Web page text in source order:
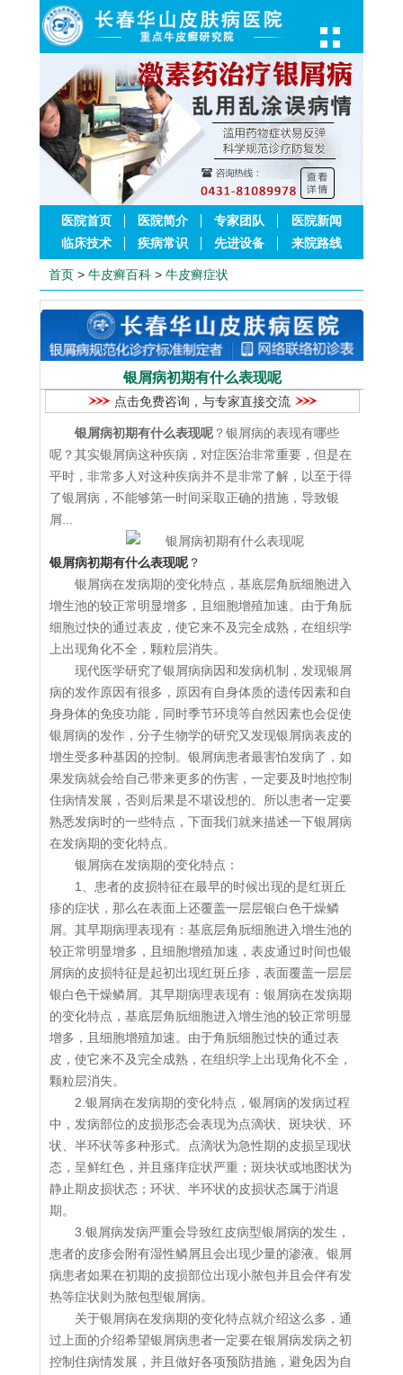
医院首页 医院简介 专家团队
医院新闻
临床技术
疾病常识 先进设备 来院路线
首页 > 牛皮癣百科 > 牛皮癣症状
银屑病初期有什么表现呢
点击免费咨询，与专家直接交流
银屑病初期有什么表现呢 ？银屑病的表现有哪些
呢？其实银屑病这种疾病，对症医治非常重要，但是在
平时，非常多人对这种疾病并不是非常了解，以至于得
了银屑病，不能够第一时间采取正确的措施，导致银
屑...
银屑病初期有什么表现呢 ？
银屑病在发病期的变化特点，基底层角朊细胞进入
增生池的较正常明显增多，且细胞增殖加速。由于角朊
细胞过快的通过表皮，使它来不及完全成熟，在组织学
上出现角化不全，颗粒层消失。
现代医学研究了银屑病病因和发病机制，发现银屑
病的发作原因有很多，原因有自身体质的遗传因素和自
身身体的免疫功能，同时季节环境等自然因素也会促使
银屑病的发作，分子生物学的研究又发现银屑病表皮的
增生受多种基因的控制。银屑病患者最害怕发病了，如
果发病就会给自己带来更多的伤害，一定要及时地控制
住病情发展，否则后果是不堪设想的。所以患者一定要
熟悉发病时的一些特点，下面我们就来描述一下银屑病
在发病期的变化特点。
银屑病在发病期的变化特点：
1、患者的皮损特征在最早的时候出现的是红斑丘
疹的症状，那么在表面上还覆盖一层层银白色干燥鳞
屑。其早期病理表现有：基底层角朊细胞进入增生池的
较正常明显增多，且细胞增殖加速，表皮通过时间也银
屑病的皮损特征是起初出现红斑丘疹，表面覆盖一层层
银白色干燥鳞屑。其早期病理表现有：银屑病在发病期
的变化特点，基底层角朊细胞进入增生池的较正常明显
增多，且细胞增殖加速。由于角朊细胞过快的通过表
皮，使它来不及完全成熟，在组织学上出现角化不全，
颗粒层消失。
2.银屑病在发病期的变化特点，银屑病的发病过程
中，发病部位的皮损形态会表现为点滴状、斑块状、环
状、半环状等多种形式。点滴状为急性期的皮损呈现状
态，呈鲜红色，并且瘙痒症状严重；斑块状或地图状为
静止期皮损状态；环状、半环状的皮损状态属于消退
期。
3.银屑病发病严重会导致红皮病型银屑病的发生，
患者的皮疹会附有湿性鳞屑且会出现少量的渗液。银屑
病患者如果在初期的皮损部位出现小脓包并且会伴有发
热等症状则为脓包型银屑病。
关于银屑病在发病期的变化特点就介绍这么多，通
过上面的介绍希望银屑病患者一定要在银屑病发病之初
控制住病情发展，并且做好各项预防措施，避免因为自